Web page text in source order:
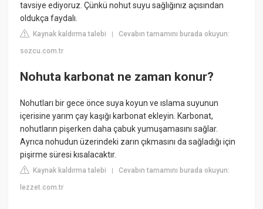
tavsiye ediyoruz. Çünkü nohut suyu sağlığınız açısından
oldukça faydalı.
Kaynak kaldırma talebi |Cevabın tamamını burada okuyun:
sozcu.com.tr
Nohuta karbonat ne zaman konur?
Nohutları bir gece önce suya koyun ve ıslama suyunun
içerisine yarım çay kaşığı karbonat ekleyin. Karbonat,
nohutların pişerken daha çabuk yumuşamasını sağlar.
Ayrıca nohudun üzerindeki zarın çıkmasını da sağladığı için
pişirme süresi kısalacaktır.
Kaynak kaldırma talebi |Cevabın tamamını burada okuyun:
lezzet.com.tr